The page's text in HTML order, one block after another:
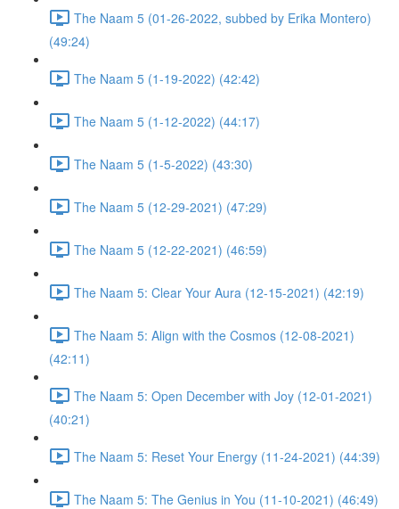
The Naam 5 (01-26-2022, subbed by Erika Montero)
(49:24)
The Naam 5 (1-19-2022) (42:42)
The Naam 5 (1-12-2022) (44:17)
The Naam 5 (1-5-2022) (43:30)
The Naam 5 (12-29-2021) (47:29)
The Naam 5 (12-22-2021) (46:59)
The Naam 5: Clear Your Aura (12-15-2021) (42:19)
The Naam 5: Align with the Cosmos (12-08-2021)
(42:11)
The Naam 5: Open December with Joy (12-01-2021)
(40:21)
The Naam 5: Reset Your Energy (11-24-2021) (44:39)
The Naam 5: The Genius in You (11-10-2021) (46:49)